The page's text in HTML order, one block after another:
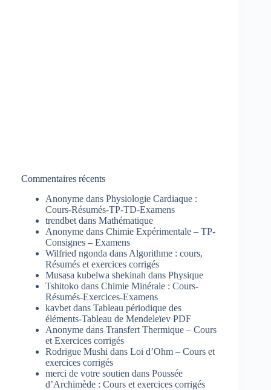
Commentaires récents
Anonyme dans Physiologie Cardiaque :
Cours-Résumés-TP-TD-Examens
trendbet dans Mathématique
Anonyme dans Chimie Expérimentale – TP-
Consignes – Examens
Wilfried ngonda dans Algorithme : cours,
Résumés et exercices corrigés
Musasa kubelwa shekinah dans Physique
Tshitoko dans Chimie Minérale : Cours-
Résumés-Exercices-Examens
kavbet dans Tableau périodique des
éléments-Tableau de Mendeleïev PDF
Anonyme dans Transfert Thermique – Cours
et Exercices corrigés
Rodrigue Mushi dans Loi d’Ohm – Cours et
exercices corrigés
merci de votre soutien dans Poussée
d’Archimède : Cours et exercices corrigés